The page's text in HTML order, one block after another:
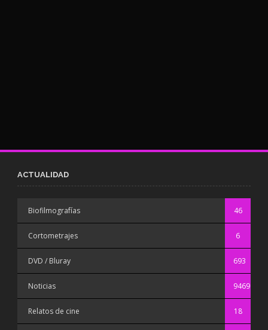
ACTUALIDAD
Biofilmografías 46
Cortometrajes 6
DVD / Bluray 693
Noticias 9469
Relatos de cine 18